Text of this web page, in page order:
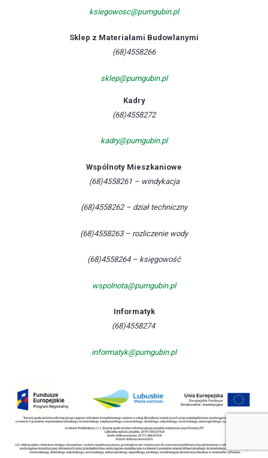
ksiegowosc@pumgubin.pl
Sklep z Materiałami Budowlanymi
(68)4558266
sklep@pumgubin.pl
Kadry
(68)4558272
kadry@pumgubin.pl
Wspólnoty Mieszkaniowe
(68)4558261 – windykacja
(68)4558262 – dział techniczny
(68)4558263 – rozliczenie wody
(68)4558264 – księgowość
wspolnota@pumgubin.pl
Informatyk
(68)4558274
informatyk@pumgubin.pl